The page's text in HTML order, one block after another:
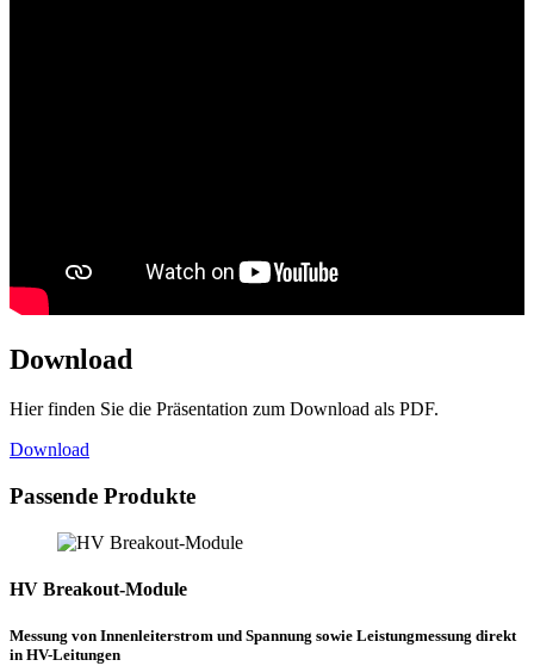
Download
Hier finden Sie die Präsentation zum Download als PDF.
Download
Passende Produkte
HV Breakout-Module
Messung von Innenleiterstrom und Spannung sowie Leistungmessung direkt
in HV-Leitungen